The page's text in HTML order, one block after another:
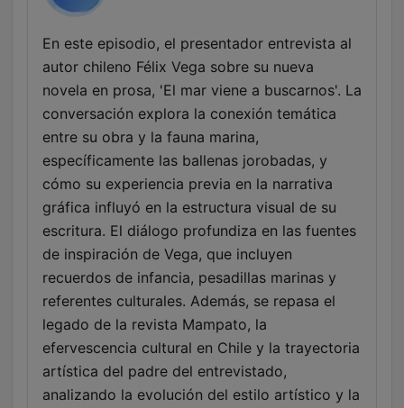
En este episodio, el presentador entrevista al
autor chileno Félix Vega sobre su nueva
novela en prosa, 'El mar viene a buscarnos'. La
conversación explora la conexión temática
entre su obra y la fauna marina,
específicamente las ballenas jorobadas, y
cómo su experiencia previa en la narrativa
gráfica influyó en la estructura visual de su
escritura. El diálogo profundiza en las fuentes
de inspiración de Vega, que incluyen
recuerdos de infancia, pesadillas marinas y
referentes culturales. Además, se repasa el
legado de la revista Mampato, la
efervescencia cultural en Chile y la trayectoria
artística del padre del entrevistado,
analizando la evolución del estilo artístico y la